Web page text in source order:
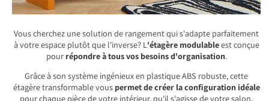
Vous cherchez une solution de rangement qui s'adapte parfaitement
à votre espace plutôt que l'inverse? L'étagère modulableest conçue
pour répondre à tous vos besoins d'organisation.
Grâce à son système ingénieux en plastique ABS robuste, cette
étagère transformable vous permet de créer la configuration idéale
pour chaque pièce de votre intérieur, qu'il s'agisse de votre salon,